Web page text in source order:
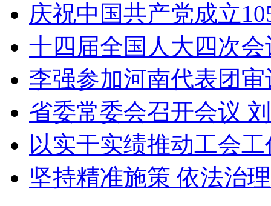
庆祝中国共产党成立
十四届全国人大四次
李强参加河南代表团审
省委常委会召开会议
以实干实绩推动工会
坚持精准施策 依法治